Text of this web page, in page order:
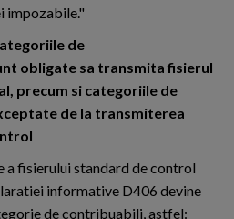
impozabile."
de
obligate sa transmita fisierul
precum si categoriile de
de la transmiterea
a fisierului standard de control
informative D406 devine
de contribuabili, astfel: